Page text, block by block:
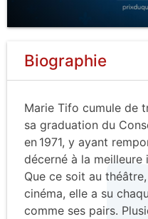
Biographie
Marie Tifo cumule de
sa graduation du
en 1971, y ayant
décerné à la
Que ce soit au
cinéma, elle a su
comme ses pairs.